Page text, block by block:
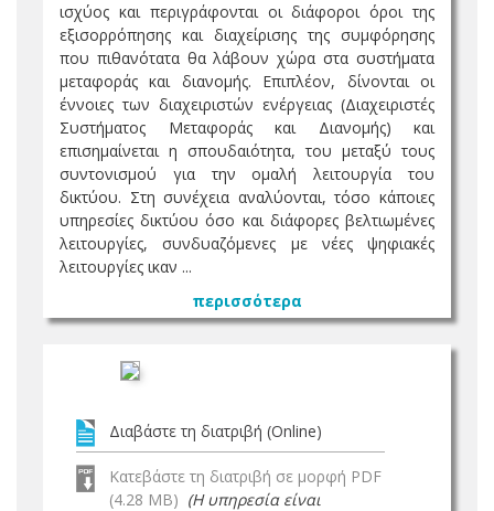
ισχύος και περιγράφονται οι διάφοροι όροι της
εξισορρόπησης και διαχείρισης της συμφόρησης
που πιθανότατα θα λάβουν χώρα στα συστήματα
μεταφοράς και διανομής. Επιπλέον, δίνονται οι
έννοιες των διαχειριστών ενέργειας (Διαχειριστές
Συστήματος Μεταφοράς και Διανομής) και
επισημαίνεται η σπουδαιότητα, του μεταξύ τους
συντονισμού για την ομαλή λειτουργία του
δικτύου. Στη συνέχεια αναλύονται, τόσο κάποιες
υπηρεσίες δικτύου όσο και διάφορες βελτιωμένες
λειτουργίες, συνδυαζόμενες με νέες ψηφιακές
λειτουργίες ικαν ...
περισσότερα
Διαβάστε τη διατριβή (Online)
Κατεβάστε τη διατριβή σε μορφή PDF
(4.28 MB) (Η υπηρεσία είναι